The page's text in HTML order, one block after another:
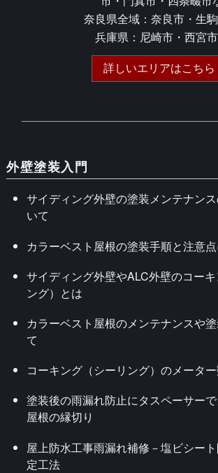
奈良県全域：奈良市・生
兵庫県：尼崎市・西宮
詳しいエリアはこちら
外壁塗装入門
サイディング外壁の塗装メンテナン
いて
カラーベスト屋根の塗装手順と注意
サイディング外壁やALC外壁のコー
ング）とは
カラーベスト屋根のメンテナンスや
て
コーキング（シーリング）のメータ
塗装後の雨漏れ防止にタスペーサー
屋根の縁切り
屋上防水工事雨漏れ補修－塩ビシー
定工法